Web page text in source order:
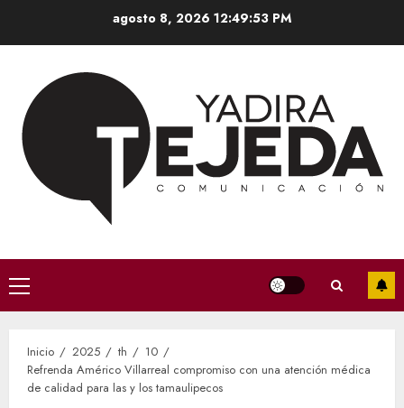
agosto 8, 2026 12:49:54 PM
Menú
principal
Inicio 2025 th
10
Refrenda Américo Villarreal compromiso con una atención médica
de calidad para las y los tamaulipecos